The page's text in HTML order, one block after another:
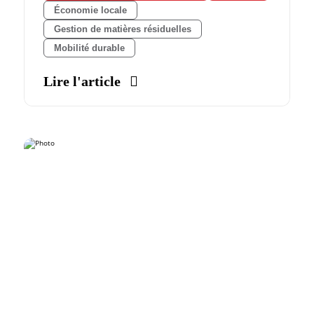
Économie locale
Gestion de matières résiduelles
Mobilité durable
Lire l'article